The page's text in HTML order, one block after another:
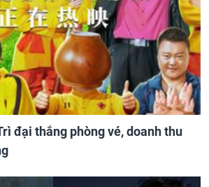
đại thắng phòng vé, doanh thu